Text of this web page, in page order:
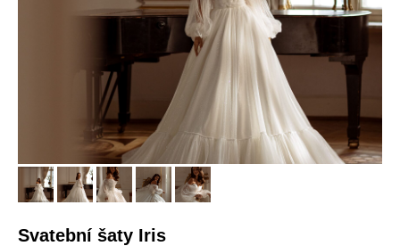
Svatební šaty Iris